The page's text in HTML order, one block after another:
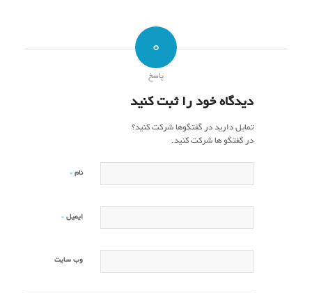
0
پاسخ
دیدگاه خود را ثبت کنید
تمایل دارید در گفتگوها شرکت کنید؟
در گفتگو ها شرکت کنید.
نام *
ایمیل *
وب‌ سایت